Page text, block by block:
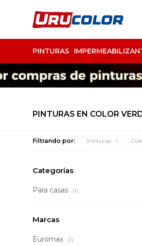
PINTURAS
PINTURAS EN COLOR
Filtrando por: Pinturas
Categorías
Para casas (1)
Marcas
Euromax (1)